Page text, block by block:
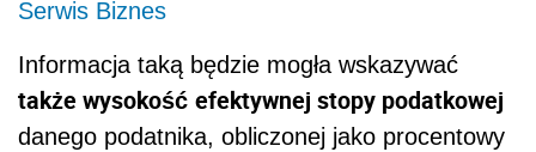
Serwis Biznes
Informacja taką będzie mogła wskazywać
także wysokość efektywnej stopy podatkowej
danego podatnika, obliczonej jako procentowy